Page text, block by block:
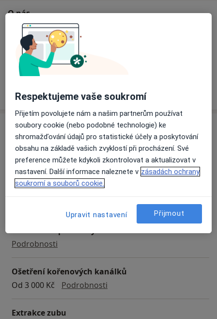
O nás
Naše specializace
Zubní lékařství
Služby
Vstupní vyšetření
Podrobnostivstupní vyšetření
Preventivní prohlídky
Podrobnosti
Ošetření kořenových kanálků
Od 3 000 Kč
Podrobnosti
Extrakce zubu
Respektujeme vaše soukromí
Přijetím povolujete nám a našim partnerům používat
soubory cookie (nebo podobné technologie) ke
shromažďování údajů pro statistické účely a poskytování
obsahu na základě vašich zvyklostí při procházení. Své
preference můžete kdykoli zkontrolovat a aktualizovat v
nastavení. Další informace naleznete v zásadách ochrany
soukromí a souborů cookie.
Upravit nastavení Přijmout